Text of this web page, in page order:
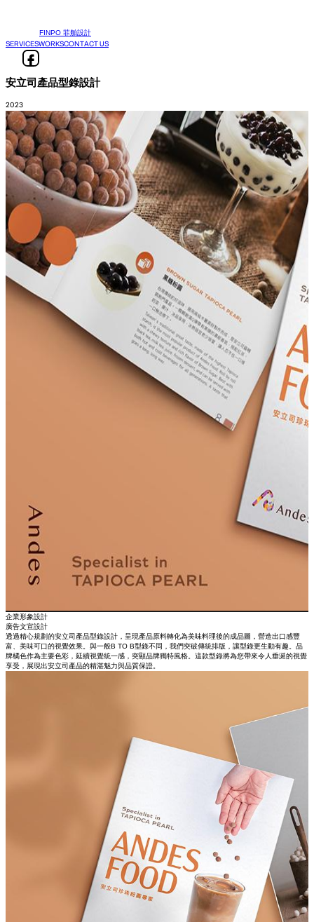
FINPO 菲舶設計
SERVICESWORKSCONTACT US
安立司產品型錄設計
2023
企業形象設計
廣告文宣設計
透過精心規劃的安立司產品型錄設計，呈現產品原料轉化為美味料理後的成品圖，營造出口感豐
富、美味可口的視覺效果。與一般B TO B型錄不同，我們突破傳統排版，讓型錄更生動有趣。品
牌橘色作為主要色彩，延續視覺統一感，突顯品牌獨特風格。這款型錄將為您帶來令人垂涎的視覺
享受，展現出安立司產品的精湛魅力與品質保證。